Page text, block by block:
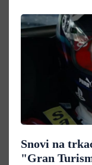
Snovi na
"Gran